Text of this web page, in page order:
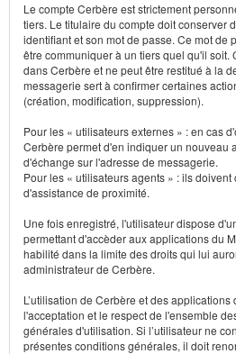
Le compte Cerbère est strictement
tiers. Le titulaire du compte doit conserver
identifiant et son mot de passe. Ce mot de
être communiquer à un tiers quel qu'il soit.
dans Cerbère et ne peut être restitué à la
messagerie sert à confirmer certaines
(création, modification, suppression).
Pour les « utilisateurs externes » : en cas
Cerbère permet d'en indiquer un nouveau
d'échange sur l'adresse de messagerie.
Pour les « utilisateurs agents » : ils doivent
d'assistance de proximité.
Une fois enregistré, l'utilisateur dispose
permettant d'accèder aux applications du
habilité dans la limite des droits qui lui
administrateur de Cerbère.
L’utilisation de Cerbère et des
l'acceptation et le respect de l'ensemble
générales d'utilisation. Si l’utilisateur ne
présentes conditions générales, il doit